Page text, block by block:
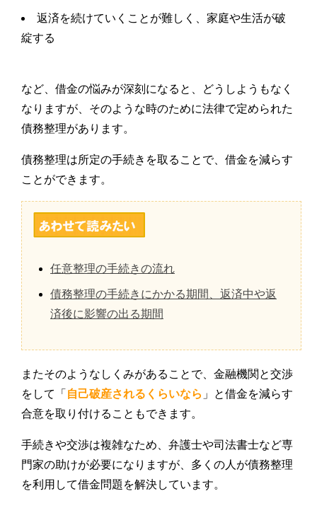
返済を続けていくことが難しく、家庭や生活が破
綻する
など、借金の悩みが深刻になると、どうしようもなく
なりますが、そのような時のために法律で定められた
債務整理があります。
債務整理は所定の手続きを取ることで、借金を減らす
ことができます。
任意整理の手続きの流れ
債務整理の手続きにかかる期間、返済中や返
済後に影響の出る期間
またそのようなしくみがあることで、金融機関と交渉
をして「 自己破産されるくらいなら 」と借金を減らす
合意を取り付けることもできます。
手続きや交渉は複雑なため、弁護士や司法書士など専
門家の助けが必要になりますが、多くの人が債務整理
を利用して借金問題を解決しています。